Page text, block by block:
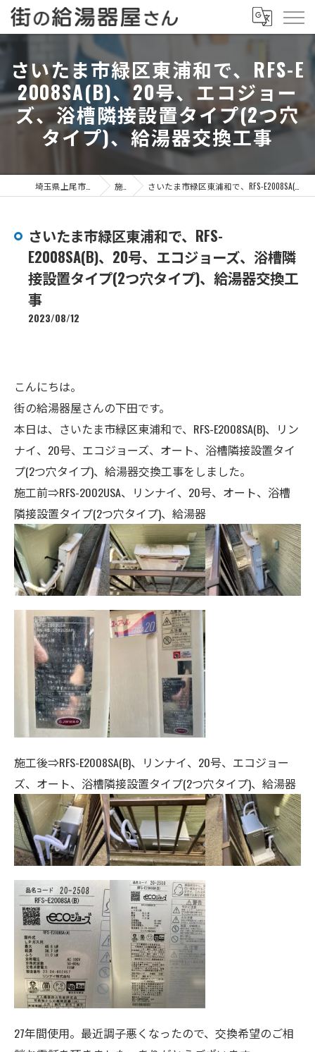
さいたま市緑区東浦和で、RFS-E
2008SA(B)、20号、エコジョー
ズ、浴槽隣接設置タイプ(2つ穴
タイプ)、給湯器交換工事
施工事例 さいたま市緑区東浦和で、RFS-E2008SA(B)、20号、エコジョーズ、浴槽隣接設置タイプ(2つ穴タイプ)、給湯器交換工事
さいたま市緑区東浦和で、RFS-
E2008SA(B)、20号、エコジョーズ、浴槽隣
接設置タイプ(2つ穴タイプ)、給湯器交換工
事
2023/08/12
こんにちは。
街の給湯器屋さんの下田です。
本日は、さいたま市緑区東浦和で、RFS-E2008SA(B)、リン
ナイ、20号、エコジョーズ、オート、浴槽隣接設置タイ
プ(2つ穴タイプ)、給湯器交換工事をしました。
施工前⇒RFS-2002USA、リンナイ、 20号、オート、浴槽
隣接設置タイプ(2つ穴タイプ)、給湯器
施工後⇒RFS-E2008SA(B)、リンナイ、20号、エコジョー
ズ、オート、浴槽隣接設置タイプ(2つ穴タイプ)、給湯器
27年間使用。最近調子悪くなったので、交換希望のご相